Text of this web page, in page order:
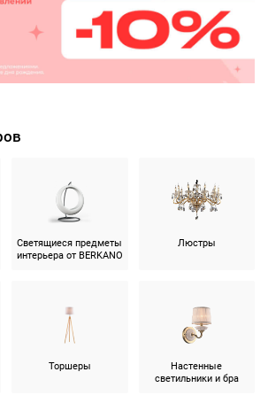
Светящиеся предметы
интерьера от BERKANO
Люстры
Торшеры
Настенные
светильники и бра